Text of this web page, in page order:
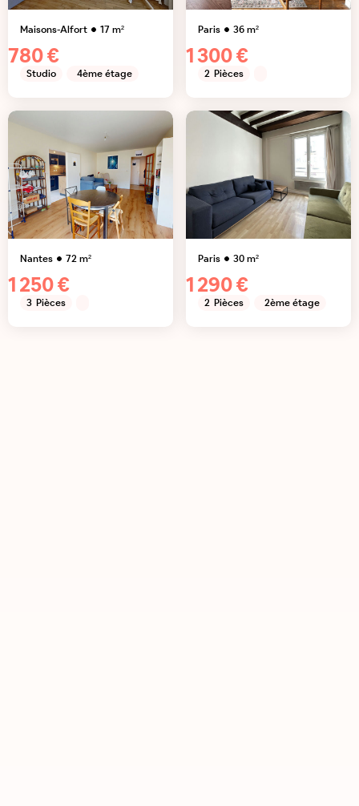
Maisons-Alfort 17m²
780 €
Studio 4ème étage
Paris 36m²
1 300 €
2 Pièces
Nantes 72m²
1 250 €
3 Pièces
Paris 30m²
1 290 €
2 Pièces 2ème étage